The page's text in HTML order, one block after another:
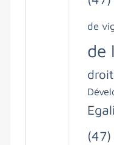
de
de
(47)